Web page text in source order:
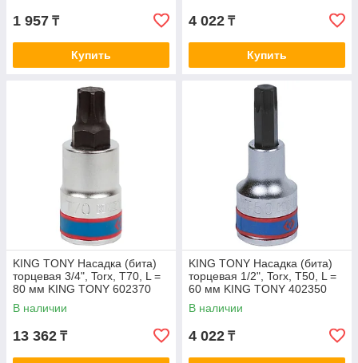
1 957 ₸
Купить
4 022 ₸
Купить
KING TONY Насадка (бита)
торцевая 3/4", Torx, T70, L =
80 мм KING TONY 602370
В наличии
13 362 ₸
KING TONY Насадка (бита)
торцевая 1/2", Torx, T50, L =
60 мм KING TONY 402350
В наличии
4 022 ₸